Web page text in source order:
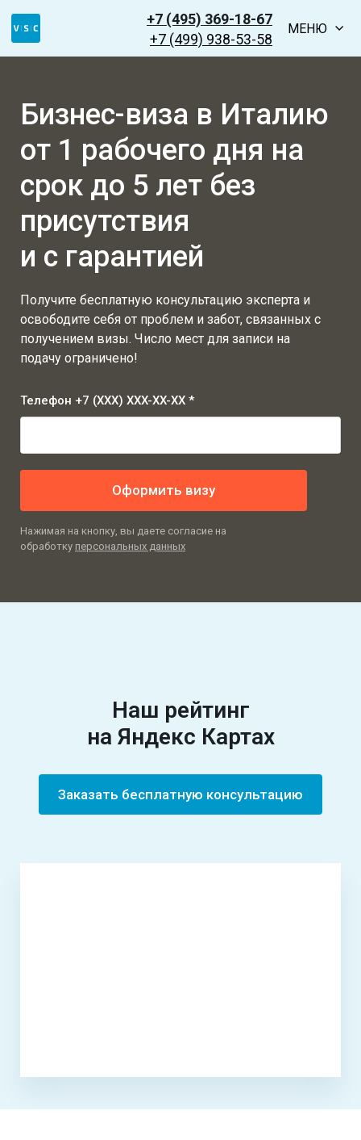
+7 (495) 369-18-67
+7 (499) 938-53-58
МЕНЮ
Бизнес-виза в Италию
от 1 рабочего дня на
срок до 5 лет без
присутствия
и с гарантией
Получите бесплатную консультацию эксперта и
освободите себя от проблем и забот, связанных с
получением визы. Число мест для записи на
подачу ограничено!
Телефон +7 (XXX) XXX-XX-XX *
Оформить визу
Нажимая на кнопку, вы даете согласие на
обработку персональных данных
Наш рейтинг
на Яндекс Картах
Заказать бесплатную консультацию